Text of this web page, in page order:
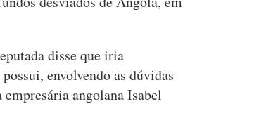
disse que iria
envolvendo as dúvidas
angolana Isabel